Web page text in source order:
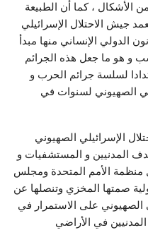
الأشكال ، كما أن الطبيعة
جيش الاحتلال الإسرائيلي
الدولي الإنساني منها مبدأ
و هو ما جعل هذه الجرائم
لسلسة جرائم الحرب و
الصهيوني لسنوات في
الإسرائيلي الصهيوني
المدنيين و المستشفيات و
منظمة الأمم المتحدة ومجلس
صمتها المخزي وتنصلها عن
الصهيوني على الاستمرار في
في الأراضي